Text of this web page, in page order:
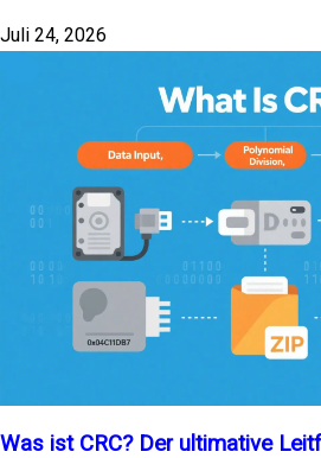
Juli 24, 2026
Was ist CRC? Der ultimative